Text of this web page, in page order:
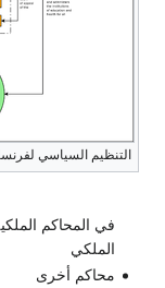
التنظيم السياسي لفرنسا
في المحاكم
الملكي
محاكم أخرى